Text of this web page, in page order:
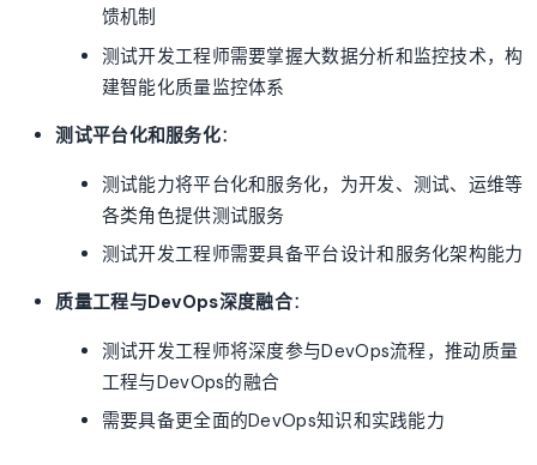
馈机制
测试开发工程师需要掌握大数据分析和监控技术，构
建智能化质量监控体系
测试平台化和服务化：
测试能力将平台化和服务化，为开发、测试、运维等
各类角色提供测试服务
测试开发工程师需要具备平台设计和服务化架构能力
质量工程与DevOps深度融合：
测试开发工程师将深度参与DevOps流程，推动质量
工程与DevOps的融合
需要具备更全面的DevOps知识和实践能力